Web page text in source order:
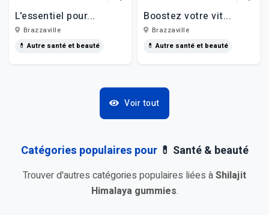
L'essentiel pour...
Brazzaville
💊 Autre santé et beauté
Boostez votre vit...
Brazzaville
💊 Autre santé et beauté
Voir tout
Catégories populaires pour 💊 Santé & beauté
Trouver d'autres catégories populaires liées àShilajit
Himalaya gummies.